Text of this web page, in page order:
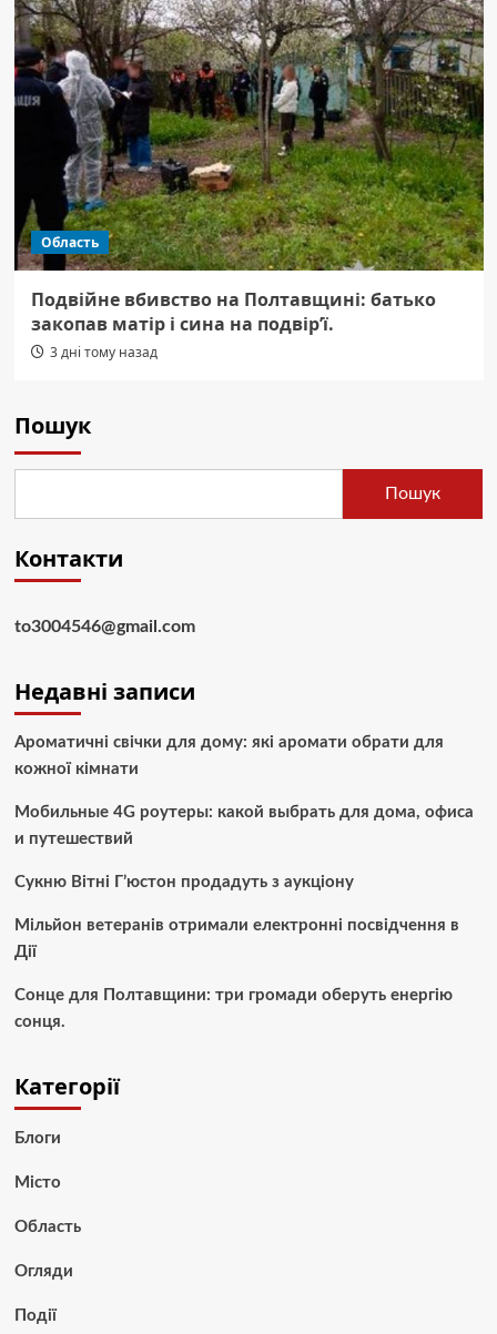
Область
Подвійне вбивство на Полтавщині: батько
закопав матір і сина на подвір’ї.
3 дні тому назад
Пошук
Пошук
Контакти
to3004546@gmail.com
Недавні записи
Ароматичні свічки для дому: які аромати обрати для
кожної кімнати
Мобильные 4G роутеры: какой выбрать для дома, офиса
и путешествий
Сукню Вітні Г’юстон продадуть з аукціону
Мільйон ветеранів отримали електронні посвідчення в
Дії
Сонце для Полтавщини: три громади оберуть енергію
сонця.
Категорії
Блоги
Місто
Область
Огляди
Події